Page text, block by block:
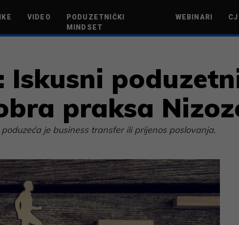
VIDEO
PODUZETNIČKI
MINDSET
WEBINARI
Iskusni
praksa
je business transfer ili prijenos poslovanja.